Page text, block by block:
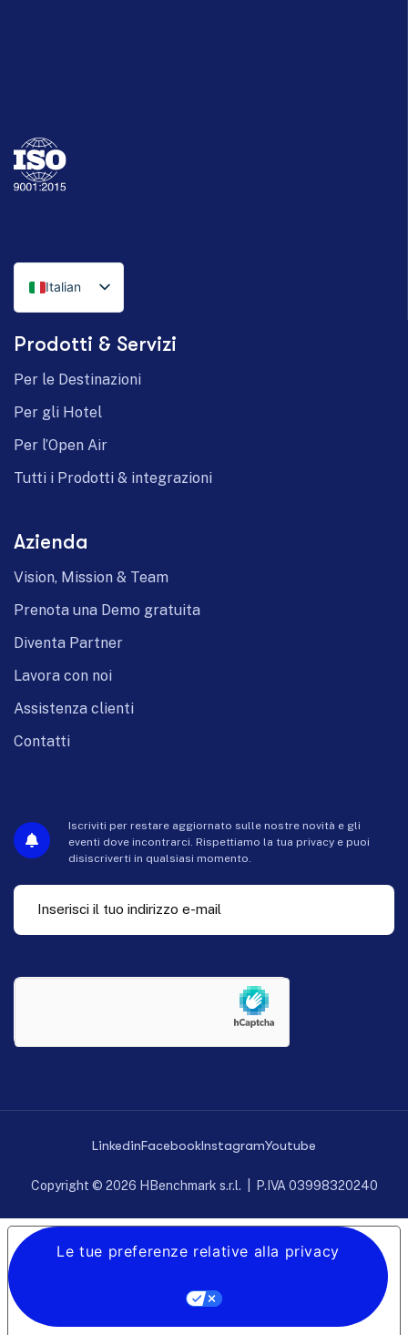
Italian
English
German
Prodotti & Servizi
Per le Destinazioni
Per gli Hotel
Per l’Open Air
Tutti i Prodotti & integrazioni
Azienda
Vision, Mission & Team
Prenota una Demo gratuita
Diventa Partner
Lavora con noi
Assistenza clienti
Contatti
Iscriviti per restare aggiornato sulle nostre novità e gli
eventi dove incontrarci. Rispettiamo la tua privacy e puoi
disiscriverti in qualsiasi momento.
LinkedinFacebookInstagramYoutube
Copyright © 2026 HBenchmark s.r.l. | P.IVA 03998320240
Le tue preferenze relative alla privacy